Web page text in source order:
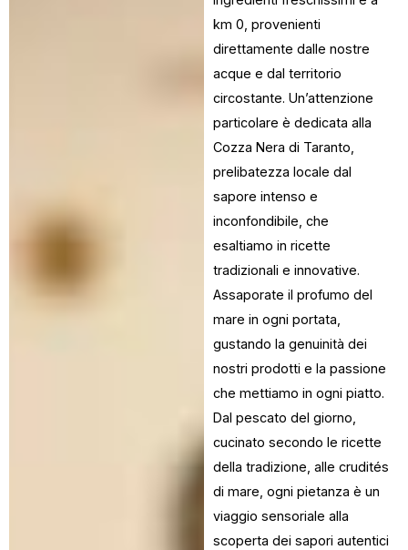
km 0, provenienti
direttamente dalle nostre
acque e dal territorio
circostante. Un’attenzione
particolare è dedicata alla
Cozza Nera di Taranto,
prelibatezza locale dal
sapore intenso e
inconfondibile, che
esaltiamo in ricette
tradizionali e innovative.
Assaporate il profumo del
mare in ogni portata,
gustando la genuinità dei
nostri prodotti e la passione
che mettiamo in ogni piatto.
Dal pescato del giorno,
cucinato secondo le ricette
della tradizione, alle crudités
di mare, ogni pietanza è un
viaggio sensoriale alla
scoperta dei sapori autentici